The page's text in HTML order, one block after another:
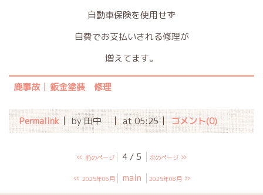
自動車保険を使用せず
自費でお支払いされる修理が
増えてます。
鹿事故 鈑金塗装 修理
Permalink by 田中 at 05:25 コメント(0)
« 前のページ 4 / 5 次のページ »
« 2025年06月 main 2025年08月 »